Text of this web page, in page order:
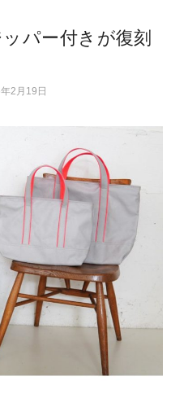
パー付きが復刻
2月19日